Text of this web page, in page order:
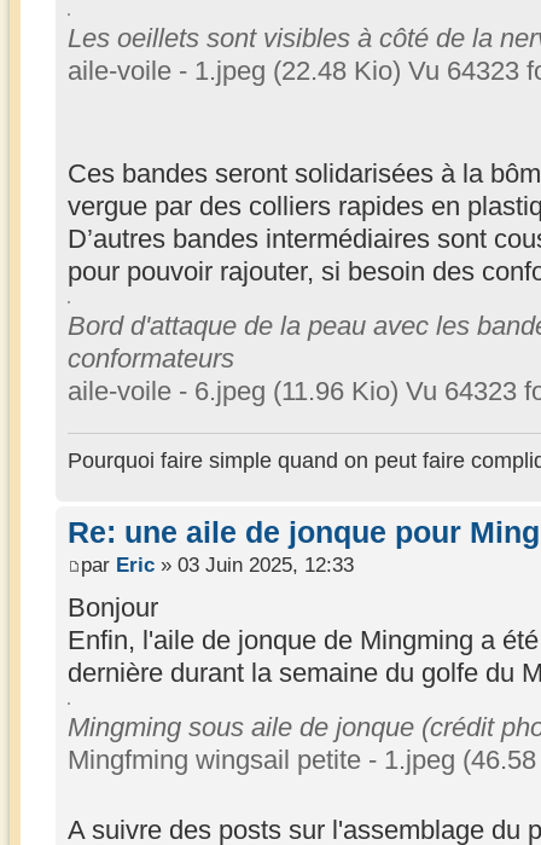
Les oeillets sont visibles à côté de la
aile-voile - 1.jpeg (22.48 Kio) Vu 64323
Ces bandes seront solidarisées à la
vergue par des colliers rapides en
D’autres bandes intermédiaires sont
pour pouvoir rajouter, si besoin des
Bord d'attaque de la peau avec les
conformateurs
aile-voile - 6.jpeg (11.96 Kio) Vu 64323
Pourquoi faire simple quand on peut faire
Re: une aile de jonque pour
par Eric » 03 Juin 2025, 12:33
Bonjour
Enfin, l'aile de jonque de Mingming a
dernière durant la semaine du golfe du
Mingming sous aile de jonque (crédit
Mingfming wingsail petite - 1.jpeg
A suivre des posts sur l'assemblage du